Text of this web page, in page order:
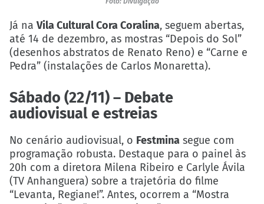
Já na Vila Cultural Cora Coralina, seguem abertas,
até 14 de dezembro, as mostras “Depois do Sol”
(desenhos abstratos de Renato Reno) e “Carne e
Pedra” (instalações de Carlos Monaretta).
Sábado (22/11) – Debate
audiovisual e estreias
No cenário audiovisual, o Festmina segue com
programação robusta. Destaque para o painel às
20h com a diretora Milena Ribeiro e Carlyle Ávila
(TV Anhanguera) sobre a trajetória do filme
“Levanta, Regiane!”. Antes, ocorrem a “Mostra